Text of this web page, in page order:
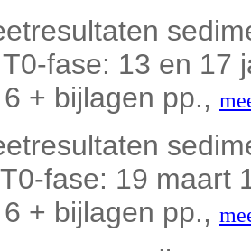
fase: 13 en 17
+ bijlagen pp.,
fase: 19 maart
+ bijlagen pp.,